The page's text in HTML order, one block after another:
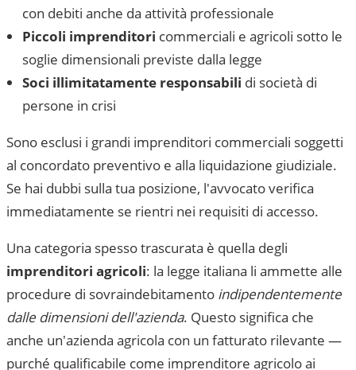
con debiti anche da attività professionale
Piccoli imprenditori commerciali e agricoli sotto le
soglie dimensionali previste dalla legge
Soci illimitatamente responsabili di società di
persone in crisi
Sono esclusi i grandi imprenditori commerciali soggetti
al concordato preventivo e alla liquidazione giudiziale.
Se hai dubbi sulla tua posizione, l'avvocato verifica
immediatamente se rientri nei requisiti di accesso.
Una categoria spesso trascurata è quella degli
imprenditori agricoli: la legge italiana li ammette alle
procedure di sovraindebitamento indipendentemente
dalle dimensioni dell'azienda. Questo significa che
anche un'azienda agricola con un fatturato rilevante —
purché qualificabile come imprenditore agricolo ai